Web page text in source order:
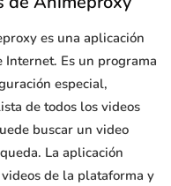
es una aplicación
Internet. Es un programa
especial,
de todos los videos
buscar un video
La aplicación
de la plataforma y